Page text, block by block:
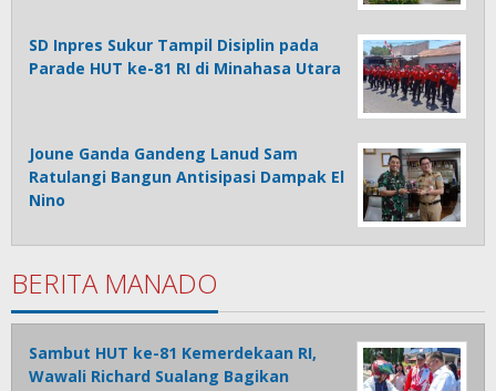
SD Inpres Sukur Tampil Disiplin pada
Parade HUT ke-81 RI di Minahasa Utara
Joune Ganda Gandeng Lanud Sam
Ratulangi Bangun Antisipasi Dampak El
Nino
BERITA MANADO
Sambut HUT ke-81 Kemerdekaan RI,
Wawali Richard Sualang Bagikan